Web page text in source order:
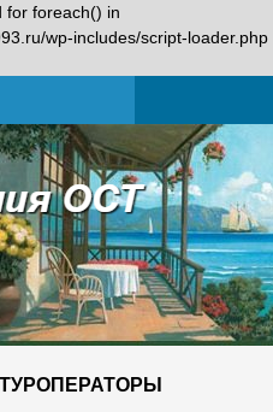
for foreach() in
wp-includes/script-loader.php